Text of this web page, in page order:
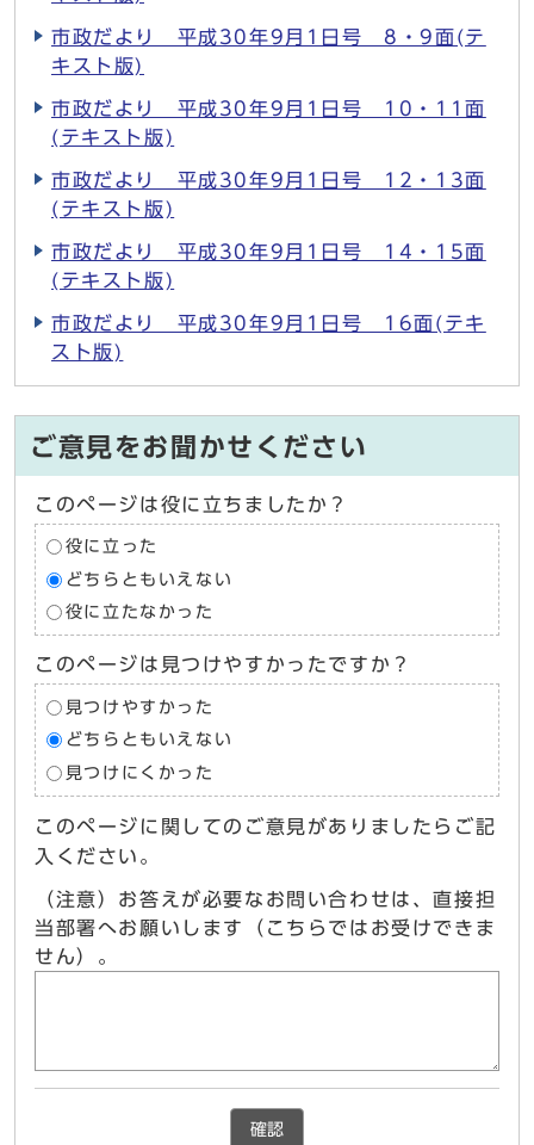
市政だより 平成30年9月1日号 8・9面(テ
キスト版)
市政だより 平成30年9月1日号 10・11面
(テキスト版)
市政だより 平成30年9月1日号 12・13面
(テキスト版)
市政だより 平成30年9月1日号 14・15面
(テキスト版)
市政だより 平成30年9月1日号 16面(テキ
スト版)
ご意見をお聞かせください
このページは役に立ちましたか？
役に立った
どちらともいえない
役に立たなかった
このページは見つけやすかったですか？
見つけやすかった
どちらともいえない
見つけにくかった
このページに関してのご意見がありましたらご記
入ください。
（注意）お答えが必要なお問い合わせは、直接担
当部署へお願いします（こちらではお受けできま
せん）。
確認